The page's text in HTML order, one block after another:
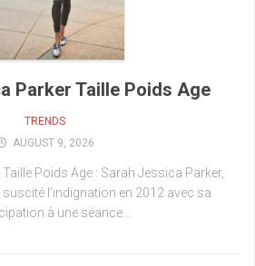
Parker Taille Poids Age
TRENDS
AUGUST 9, 2026
Poids Age : Sarah Jessica Parker,
suscité l’indignation en 2012 avec sa
à une séance...